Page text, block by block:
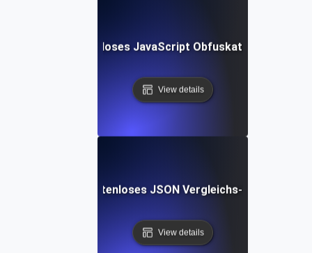
Kostenloses JavaScript Obfuskator-Tool
View details
Kostenloses JSON Vergleichs-Tool
View details